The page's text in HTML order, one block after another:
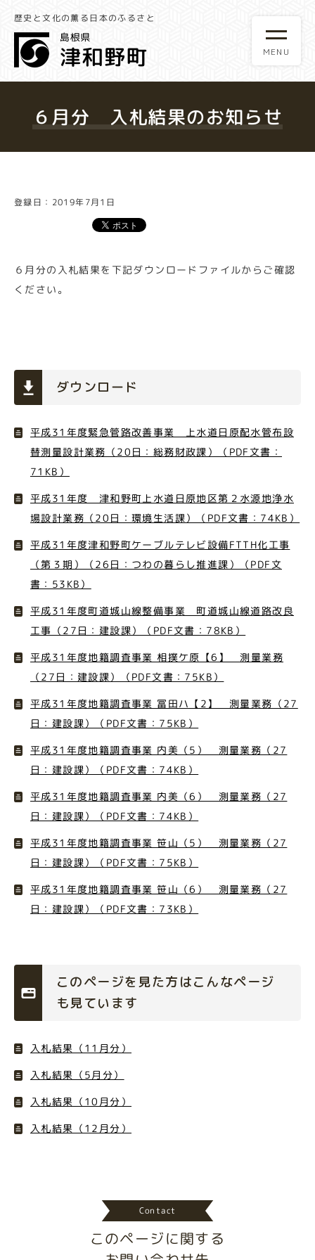
歴史と文化の薫る日本のふるさと
６月分 入札結果のお知らせ
登録日：2019年7月1日
６月分の入札結果を下記ダウンロードファイルからご確認
ください。
ダウンロード
平成31年度緊急管路改善事業 上水道日原配水管布設
替測量設計業務（20日：総務財政課）（PDF文書：
71KB）
平成31年度 津和野町上水道日原地区第２水源地浄水
場設計業務（20日：環境生活課）（PDF文書：74KB）
平成31年度津和野町ケーブルテレビ設備FTTH化工事
（第３期）（26日：つわの暮らし推進課）（PDF文
書：53KB）
平成31年度町道城山線整備事業 町道城山線道路改良
工事（27日：建設課）（PDF文書：78KB）
平成31年度地籍調査事業 相撲ケ原【6】 測量業務
（27日：建設課）（PDF文書：75KB）
平成31年度地籍調査事業 冨田ハ【2】 測量業務（27
日：建設課）（PDF文書：75KB）
平成31年度地籍調査事業 内美（5） 測量業務（27
日：建設課）（PDF文書：74KB）
平成31年度地籍調査事業 内美（6） 測量業務（27
日：建設課）（PDF文書：74KB）
平成31年度地籍調査事業 笹山（5） 測量業務（27
日：建設課）（PDF文書：75KB）
平成31年度地籍調査事業 笹山（6） 測量業務（27
日：建設課）（PDF文書：73KB）
このページを見た方はこんなページ
も見ています
入札結果（11月分）
入札結果（5月分）
入札結果（10月分）
入札結果（12月分）
Contact
このページに関する